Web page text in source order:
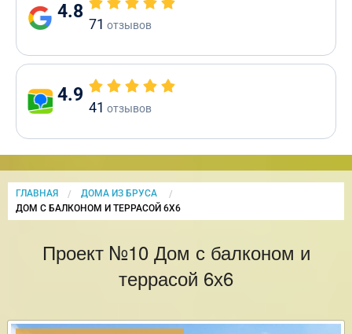
4.8
71 отзывов
4.9
41 отзывов
ГЛАВНАЯ
ДОМА ИЗ БРУСА
CURRENT:
ДОМ С БАЛКОНОМ И ТЕРРАСОЙ 6Х6
Проект №10 Дом с балконом и
террасой 6х6